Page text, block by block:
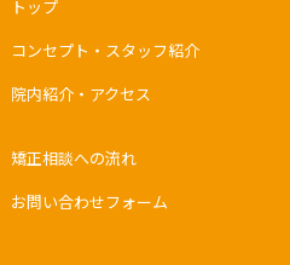
トップ
コンセプト・スタッフ紹介
院内紹介・アクセス
矯正相談への流れ
お問い合わせフォーム